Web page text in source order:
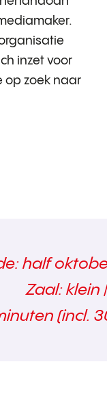
inzet voor
op zoek naar
half
Zaal: klein
(incl.